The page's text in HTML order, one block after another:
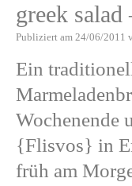
greek salad
Publiziert am 24/06/2011
Ein
Wochenende
{Flisvos} in
früh am